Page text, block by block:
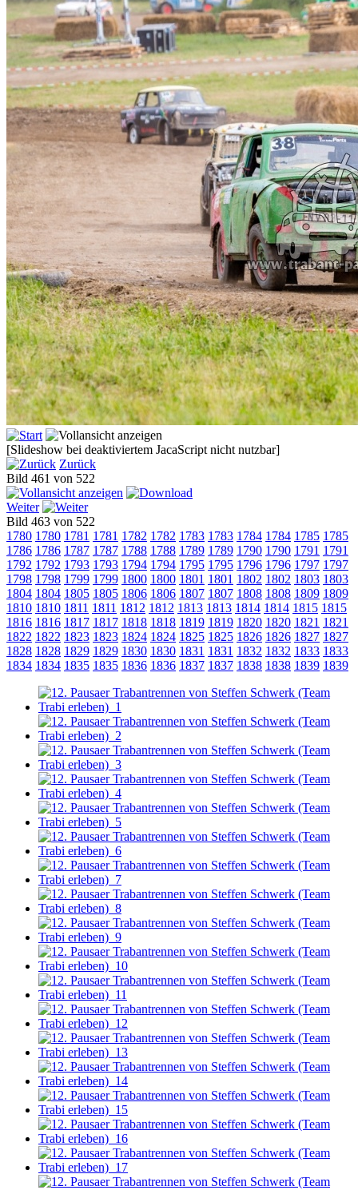
[Slideshow bei deaktiviertem JacaScript nicht nutzbar]
Zurück
Bild 461 von 522
Weiter
Bild 463 von 522
1780 1780 1781 1781 1782 1782 1783 1783 1784 1784 1785 1785
1786 1786 1787 1787 1788 1788 1789 1789 1790 1790 1791 1791
1792 1792 1793 1793 1794 1794 1795 1795 1796 1796 1797 1797
1798 1798 1799 1799 1800 1800 1801 1801 1802 1802 1803 1803
1804 1804 1805 1805 1806 1806 1807 1807 1808 1808 1809 1809
1810 1810 1811 1811 1812 1812 1813 1813 1814 1814 1815 1815
1816 1816 1817 1817 1818 1818 1819 1819 1820 1820 1821 1821
1822 1822 1823 1823 1824 1824 1825 1825 1826 1826 1827 1827
1828 1828 1829 1829 1830 1830 1831 1831 1832 1832 1833 1833
1834 1834 1835 1835 1836 1836 1837 1837 1838 1838 1839 1839